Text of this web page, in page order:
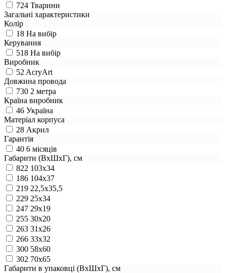
724 Тварини
Загальні характеристики
Колір
18 На вибір
Керування
518 На вибір
Виробник
52 AcryArt
Довжина провода
730 2 метра
Країна виробник
46 Україна
Матеріал корпуса
28 Акрил
Гарантія
40 6 місяців
Габарити (ВхШхГ), см
822 103х34
186 104х37
219 22,5х35,5
229 25х34
247 29х19
255 30х20
263 31х26
266 33х32
300 58х60
302 70х65
Габарити в упаковці (ВхШхГ), см